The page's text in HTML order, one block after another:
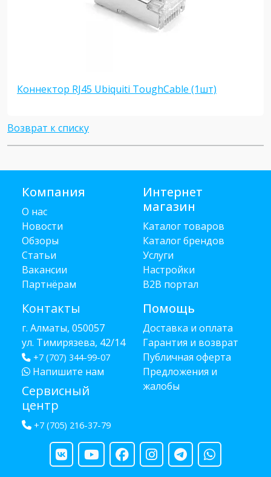
Коннектор RJ45 Ubiquiti ToughCable (1шт)
Возврат к списку
Компания
О нас
Новости
Обзоры
Статьи
Вакансии
Партнёрам
Контакты
г. Алматы, 050057
ул. Тимирязева, 42/14
+7 (707) 344-99-07
Напишите нам
Сервисный
центр
+7 (705) 216-37-79
Интернет
магазин
Каталог товаров
Каталог брендов
Услуги
Настройки
B2B портал
Помощь
Доставка и оплата
Гарантия и возврат
Публичная оферта
Предложения и
жалобы